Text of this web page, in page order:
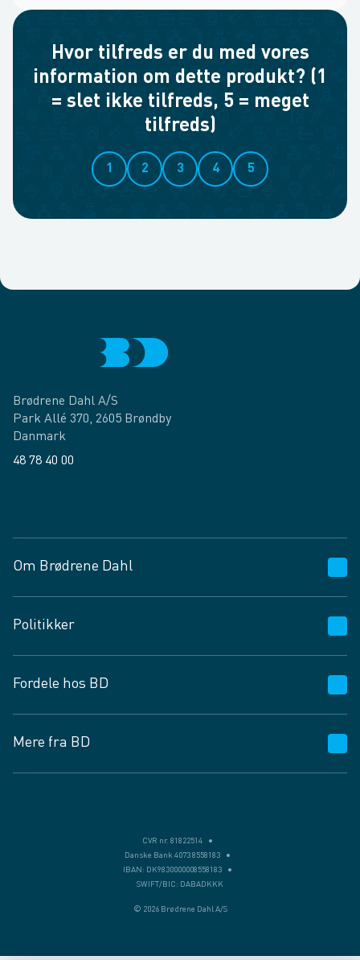
Hvor tilfreds er du med vores
information om dette produkt? (1
= slet ikke tilfreds, 5 = meget
tilfreds)
1 2 3 4 5
Brødrene Dahl A/S
Park Allé 370, 2605 Brøndby
Danmark
48 78 40 00
Om Brødrene Dahl
Vagttelefon 30 10 89 89
Spørgsmål og svar
Job og karriere
Fødevarekontrolrapport
Politikker
Privatlivspolitik
Cookies
Vilkår og betingelser
Fordele hos BD
BD app
BD.dk services
Mere fra BD
CVR nr. 81822514
Danske Bank 4073 8558183
IBAN: DK9830000008558183
SWIFT/BIC: DABADKKK
© 2026 Brødrene Dahl A/S